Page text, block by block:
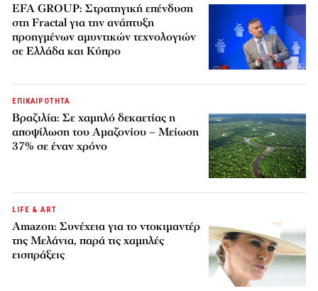
EFA GROUP: Στρατηγική επένδυση
στη Fractal για την ανάπτυξη
προηγμένων αμυντικών τεχνολογιών
σε Ελλάδα και Κύπρο
ΕΠΙΚΑΙΡΟΤΗΤΑ
Βραζιλία: Σε χαμηλό δεκαετίας η
αποψίλωση του Αμαζονίου – Μείωση
37% σε έναν χρόνο
LIFE & ART
Amazon: Συνέχεια για το ντοκιμαντέρ
της Μελάνια, παρά τις χαμηλές
εισπράξεις